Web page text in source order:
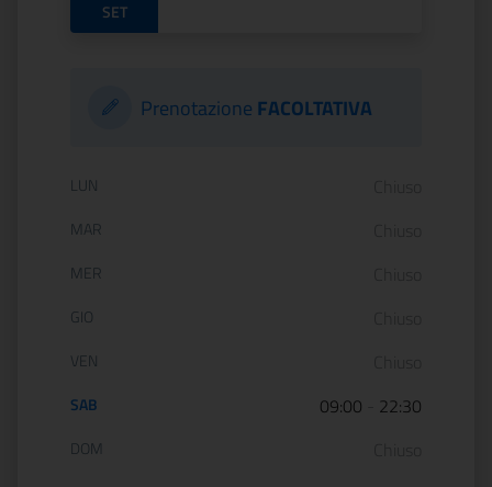
SET
Prenotazione FACOLTATIVA
Orario di apertura:
LUN
MAR
MER
GIO
VEN
SAB 09:00 22:30
DOM